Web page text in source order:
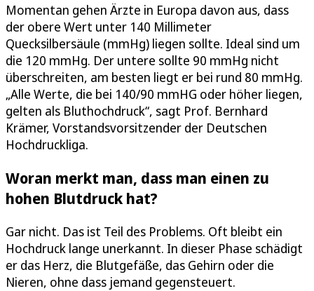
Momentan gehen Ärzte in Europa davon aus, dass
der obere Wert unter 140 Millimeter
Quecksilbersäule (mmHg) liegen sollte. Ideal sind um
die 120 mmHg. Der untere sollte 90 mmHg nicht
überschreiten, am besten liegt er bei rund 80 mmHg.
„Alle Werte, die bei 140/90 mmHG oder höher liegen,
gelten als Bluthochdruck“, sagt Prof. Bernhard
Krämer, Vorstandsvorsitzender der Deutschen
Hochdruckliga.
Woran merkt man, dass man einen zu
hohen Blutdruck hat?
Gar nicht. Das ist Teil des Problems. Oft bleibt ein
Hochdruck lange unerkannt. In dieser Phase schädigt
er das Herz, die Blutgefäße, das Gehirn oder die
Nieren, ohne dass jemand gegensteuert.